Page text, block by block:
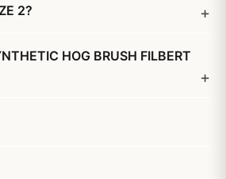
2?
HOG BRUSH FILBERT